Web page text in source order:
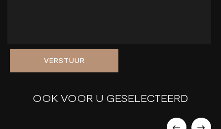
VERSTUUR
OOK VOOR U GESELECTEERD